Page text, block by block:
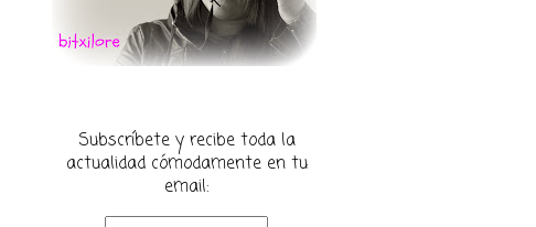
Subscríbete y recibe toda la
actualidad cómodamente en tu
email: